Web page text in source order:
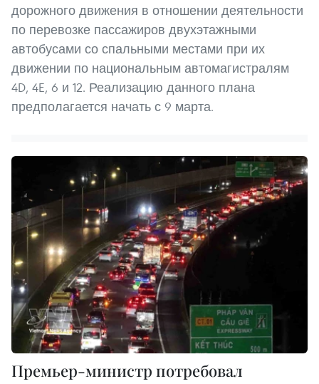
дорожного движения в отношении деятельности
по перевозке пассажиров двухэтажными
автобусами со спальными местами при их
движении по национальным автомагистралям
4D, 4E, 6 и 12. Реализацию данного плана
предполагается начать с 9 марта.
Премьер-министр потребовал